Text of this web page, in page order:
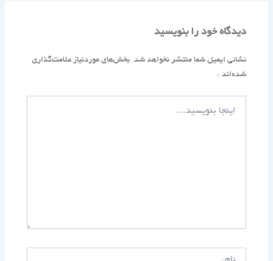
دیدگاه‌ خود را بنویسید
نشانی ایمیل شما منتشر نخواهد شد. بخش‌های موردنیاز علامت‌گذاری
شده‌اند*
بنویسید…